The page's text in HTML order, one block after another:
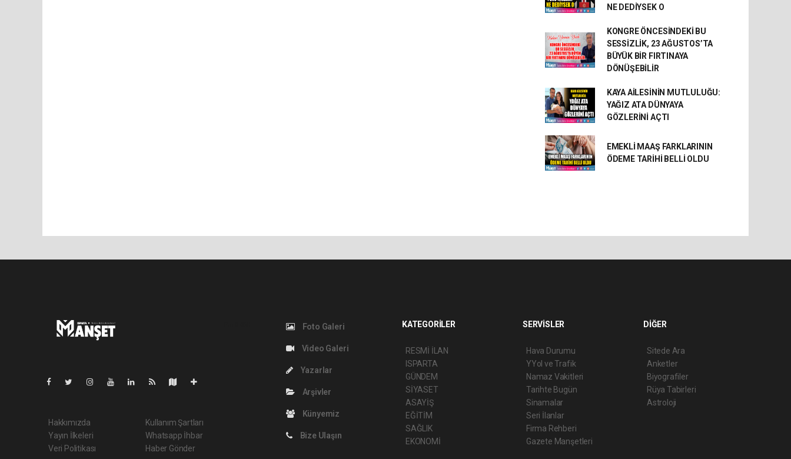
NE DEDİYSEK O
KONGRE ÖNCESİNDEKİ BU
SESSİZLİK, 23 AĞUSTOS’TA
BÜYÜK BİR FIRTINAYA
DÖNÜŞEBİLİR
KAYA AİLESİNİN MUTLULUĞU:
YAĞIZ ATA DÜNYAYA
GÖZLERİNİ AÇTI
EMEKLİ MAAŞ FARKLARININ
ÖDEME TARİHİ BELLİ OLDU
Hakkımızda
Yayın İlkeleri
Veri Politikası
Kullanım Şartları
Whatsapp İhbar
Haber Gönder
Foto Galeri
Video Galeri
Yazarlar
Arşivler
Künyemiz
Bize Ulaşın
KATEGORİLER
RESMİ İLAN
ISPARTA
GÜNDEM
SİYASET
ASAYİŞ
EĞİTİM
SAĞLIK
EKONOMİ
SERVİSLER
Hava Durumu
YYol ve Trafik
Namaz Vakitleri
Tarihte Bugün
Sinamalar
Seri İlanlar
Firma Rehberi
Gazete Manşetleri
DİĞER
Sitede Ara
Anketler
Biyografiler
Rüya Tabirleri
Astroloji